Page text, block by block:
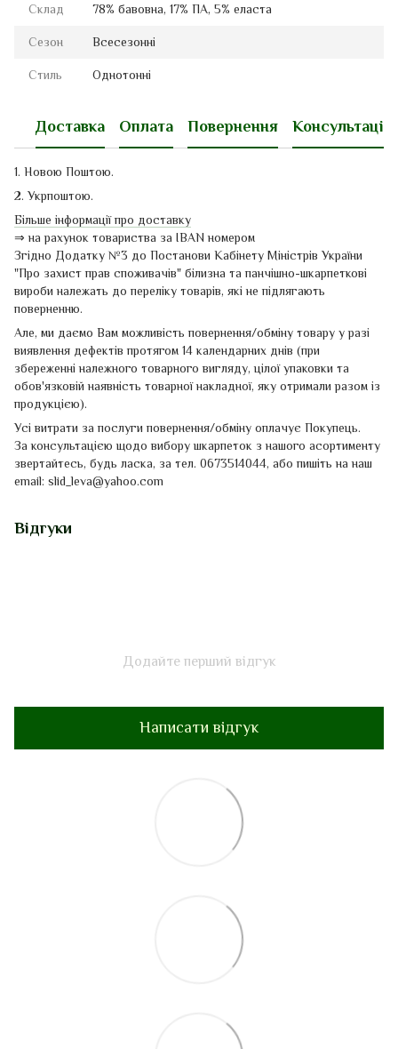
Склад 78% бавовна, 17% ПА, 5% еласта
Сезон Всесезонні
Стиль Однотонні
Доставка Оплата Повернення Консультація
1. Новою Поштою.
2. Укрпоштою.
Більше інформації про доставку
⇒ на рахунок товариства за IBAN номером
Згідно Додатку №3 до Постанови Кабінету Міністрів України
"Про захист прав споживачів" білизна та панчішно-шкарпеткові
вироби належать до переліку товарів, які не підлягають
поверненню.
Але, ми даємо Вам можливість повернення/обміну товару у разі
виявлення дефектів протягом 14 календарних днів (при
збереженні належного товарного вигляду, цілої упаковки та
обов'язковій наявність товарної накладної, яку отримали разом із
продукцією).
Усі витрати за послуги повернення/обміну оплачує Покупець.
За консультацією щодо вибору шкарпеток з нашого асортименту
звертайтесь, будь ласка, за тел. 0673514044, або пишіть на наш
email: slid_leva@yahoo.com
Відгуки
Додайте перший відгук
Написати відгук